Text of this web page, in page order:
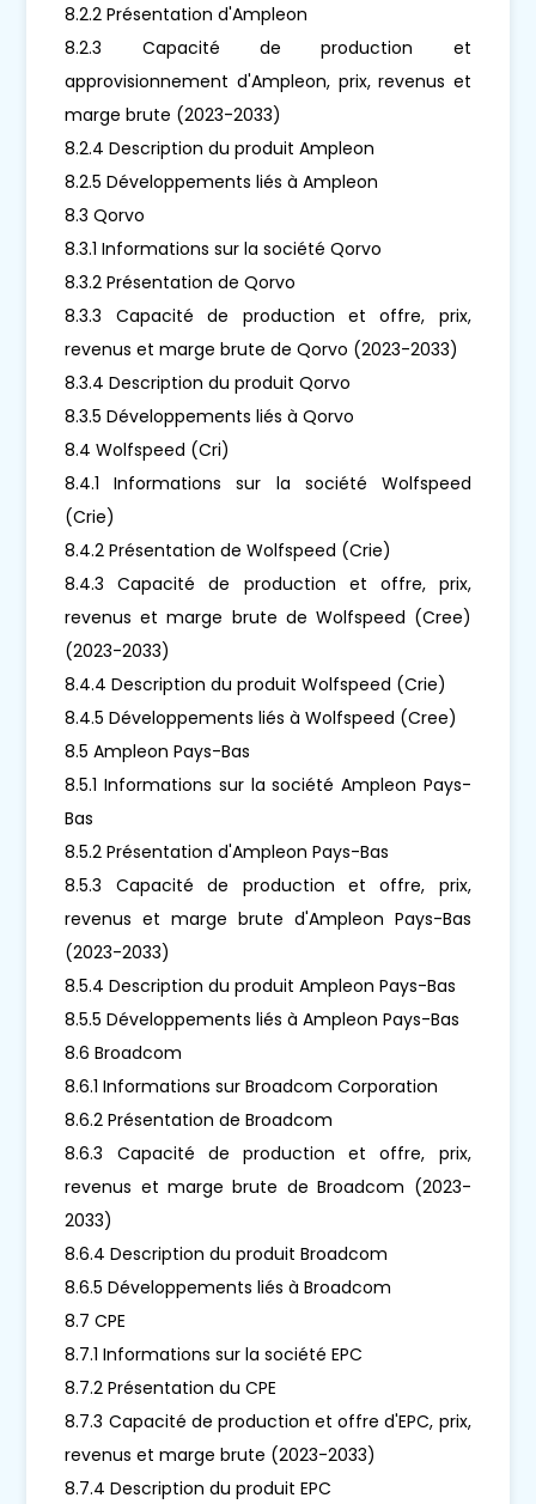
8.2.2 Présentation d'Ampleon
8.2.3 Capacité de production et
approvisionnement d'Ampleon, prix, revenus et
marge brute (2023-2033)
8.2.4 Description du produit Ampleon
8.2.5 Développements liés à Ampleon
8.3 Qorvo
8.3.1 Informations sur la société Qorvo
8.3.2 Présentation de Qorvo
8.3.3 Capacité de production et offre, prix,
revenus et marge brute de Qorvo (2023-2033)
8.3.4 Description du produit Qorvo
8.3.5 Développements liés à Qorvo
8.4 Wolfspeed (Cri)
8.4.1 Informations sur la société Wolfspeed
(Crie)
8.4.2 Présentation de Wolfspeed (Crie)
8.4.3 Capacité de production et offre, prix,
revenus et marge brute de Wolfspeed (Cree)
(2023-2033)
8.4.4 Description du produit Wolfspeed (Crie)
8.4.5 Développements liés à Wolfspeed (Cree)
8.5 Ampleon Pays-Bas
8.5.1 Informations sur la société Ampleon Pays-
Bas
8.5.2 Présentation d'Ampleon Pays-Bas
8.5.3 Capacité de production et offre, prix,
revenus et marge brute d'Ampleon Pays-Bas
(2023-2033)
8.5.4 Description du produit Ampleon Pays-Bas
8.5.5 Développements liés à Ampleon Pays-Bas
8.6 Broadcom
8.6.1 Informations sur Broadcom Corporation
8.6.2 Présentation de Broadcom
8.6.3 Capacité de production et offre, prix,
revenus et marge brute de Broadcom (2023-
2033)
8.6.4 Description du produit Broadcom
8.6.5 Développements liés à Broadcom
8.7 CPE
8.7.1 Informations sur la société EPC
8.7.2 Présentation du CPE
8.7.3 Capacité de production et offre d'EPC, prix,
revenus et marge brute (2023-2033)
8.7.4 Description du produit EPC